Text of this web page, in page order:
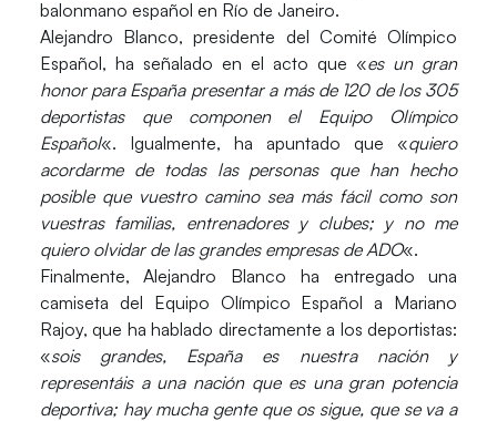
balonmano español en Río de Janeiro.
Alejandro Blanco, presidente del Comité Olímpico
Español, ha señalado en el acto que «es un gran
honor para España presentar a más de 120 de los 305
deportistas que componen el Equipo Olímpico
Español«. Igualmente, ha apuntado que «quiero
acordarme de todas las personas que han hecho
posible que vuestro camino sea más fácil como son
vuestras familias, entrenadores y clubes; y no me
quiero olvidar de las grandes empresas de ADO«.
Finalmente, Alejandro Blanco ha entregado una
camiseta del Equipo Olímpico Español a Mariano
Rajoy, que ha hablado directamente a los deportistas:
«sois grandes, España es nuestra nación y
representáis a una nación que es una gran potencia
deportiva; hay mucha gente que os sigue, que se va a